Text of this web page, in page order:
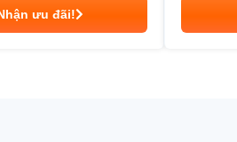
ưu đãi!